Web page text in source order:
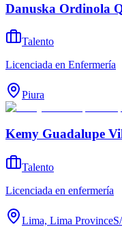
Danuska Ordinola
Talento
Licenciada en Enfermería
Piura
Kemy Guadalupe
Talento
Licenciada en enfermería
Lima, Lima Province